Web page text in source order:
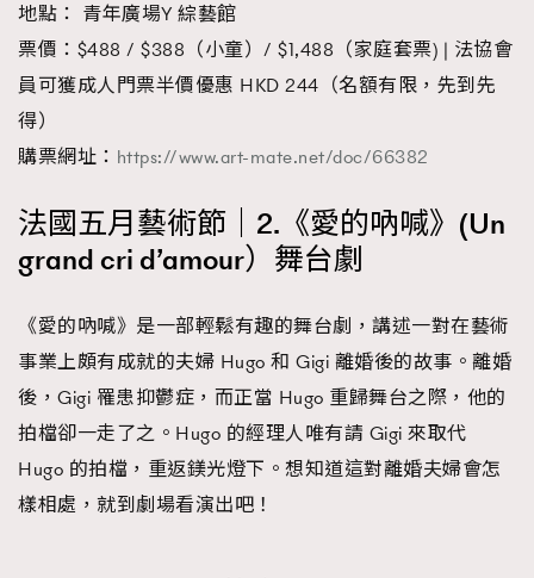
地點： 青年廣場Y 綜藝館
票價：$488 / $388（小童）/ $1,488（家庭套票) | 法協會
員可獲成人門票半價優惠 HKD 244（名額有限，先到先
得）
購票網址： https://www.art-mate.net/doc/66382
法國五月藝術節｜2.《愛的吶喊》(Un
grand cri d’amour）舞台劇
《愛的吶喊》是一部輕鬆有趣的舞台劇，講述一對在藝術
事業上頗有成就的夫婦 Hugo 和 Gigi 離婚後的故事。離婚
後，Gigi 罹患抑鬱症，而正當 Hugo 重歸舞台之際，他的
拍檔卻一走了之。Hugo 的經理人唯有請 Gigi 來取代
Hugo 的拍檔，重返鎂光燈下。想知道這對離婚夫婦會怎
樣相處，就到劇場看演出吧！